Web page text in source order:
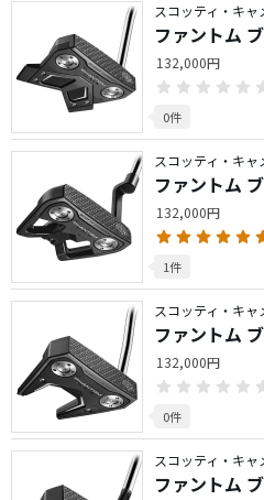
スコッティ・キャ
ファントム
132,000円
0件
スコッティ・キャ
ファントム
132,000円
1件
スコッティ・キャ
ファントム
132,000円
0件
スコッティ・キャ
ファントム